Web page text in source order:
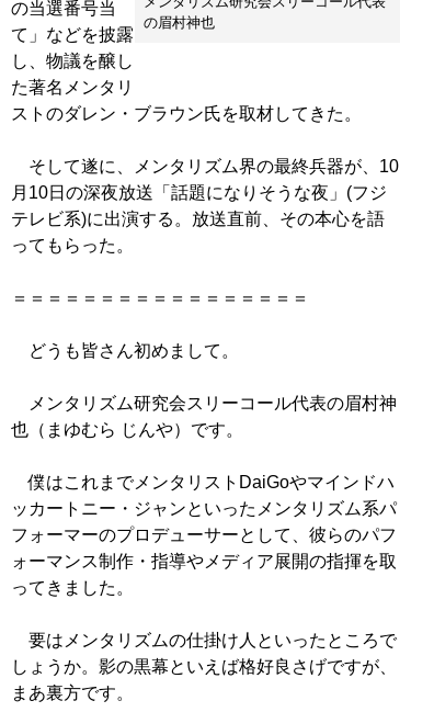
の眉村神也
の当選番号当
て」などを披露
し、物議を醸し
た著名メンタリ
ストのダレン・ブラウン氏を取材してきた。
そして遂に、メンタリズム界の最終兵器が、10
月10日の深夜放送「話題になりそうな夜」(フジ
テレビ系)に出演する。放送直前、その本心を語
ってもらった。
＝＝＝＝＝＝＝＝＝＝＝＝＝＝＝＝＝
どうも皆さん初めまして。
メンタリズム研究会スリーコール代表の眉村神
也（まゆむら じんや）です。
僕はこれまでメンタリストDaiGoやマインドハ
ッカートニー・ジャンといったメンタリズム系パ
フォーマーのプロデューサーとして、彼らのパフ
ォーマンス制作・指導やメディア展開の指揮を取
ってきました。
要はメンタリズムの仕掛け人といったところで
しょうか。影の黒幕といえば格好良さげですが、
まあ裏方です。